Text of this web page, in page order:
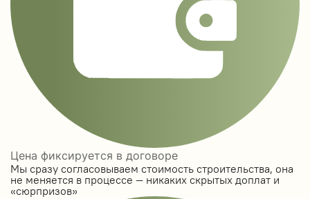
Цена фиксируется в договоре
Мы сразу согласовываем стоимость строительства, она
не меняется в процессе — никаких скрытых доплат и
«сюрпризов»